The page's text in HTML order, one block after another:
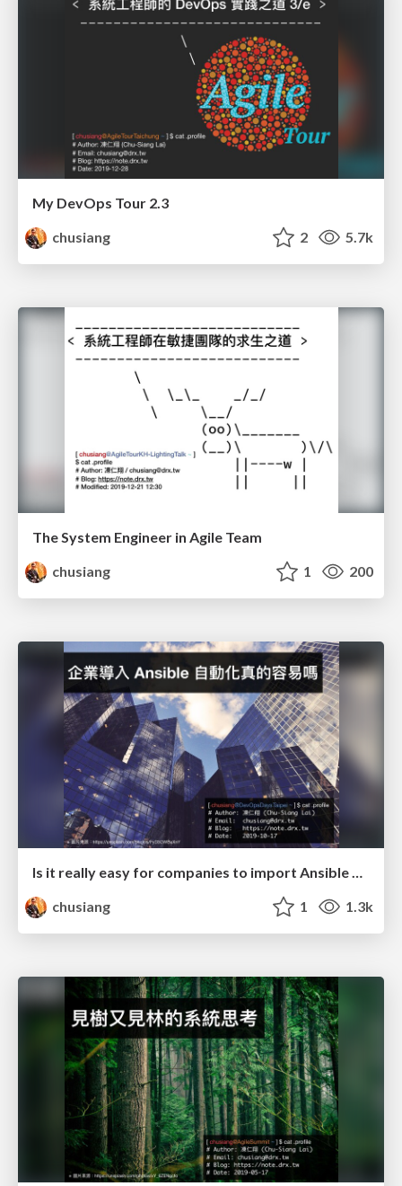
My DevOps Tour 2.3
chusiang
2 5.7k
The System Engineer in Agile Team
chusiang
1 200
Is it really easy for companies to import Ansible automation
chusiang
1 1.3k